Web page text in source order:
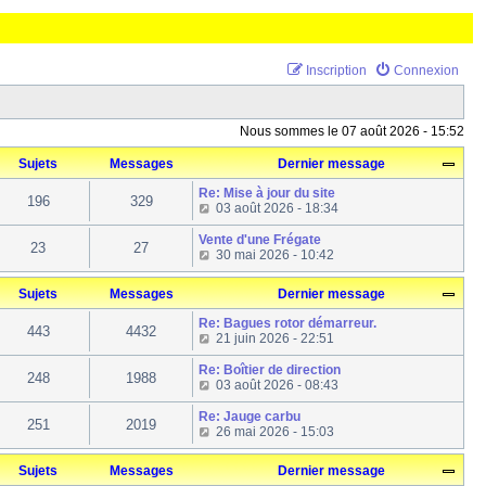
Connexion
Inscription
Nous sommes le 07 août 2026 - 15:52
Sujets Messages Dernier message
196 329
Re: Mise à jour du site
C
o
n
s
u
l
t
e
r
e
d
e
r
n
e
r
m
03 août 2026 - 18:34
23 27
Vente d'une Frégate
C
o
n
s
l
e
r
e
d
e
r
n
i
30 mai 2026 - 10:42
Sujets Messages Dernier message
443 4432
Re: Bagues rotor démarreur.
C
o
n
s
u
l
r
l
21 juin 2026 - 22:51
248 1988
Re: Boîtier de direction
C
o
n
s
u
l
t
03 août 2026 - 08:43
251 2019
Re: Jauge carbu
C
o
n
s
26 mai 2026 - 15:03
Sujets Messages Dernier message